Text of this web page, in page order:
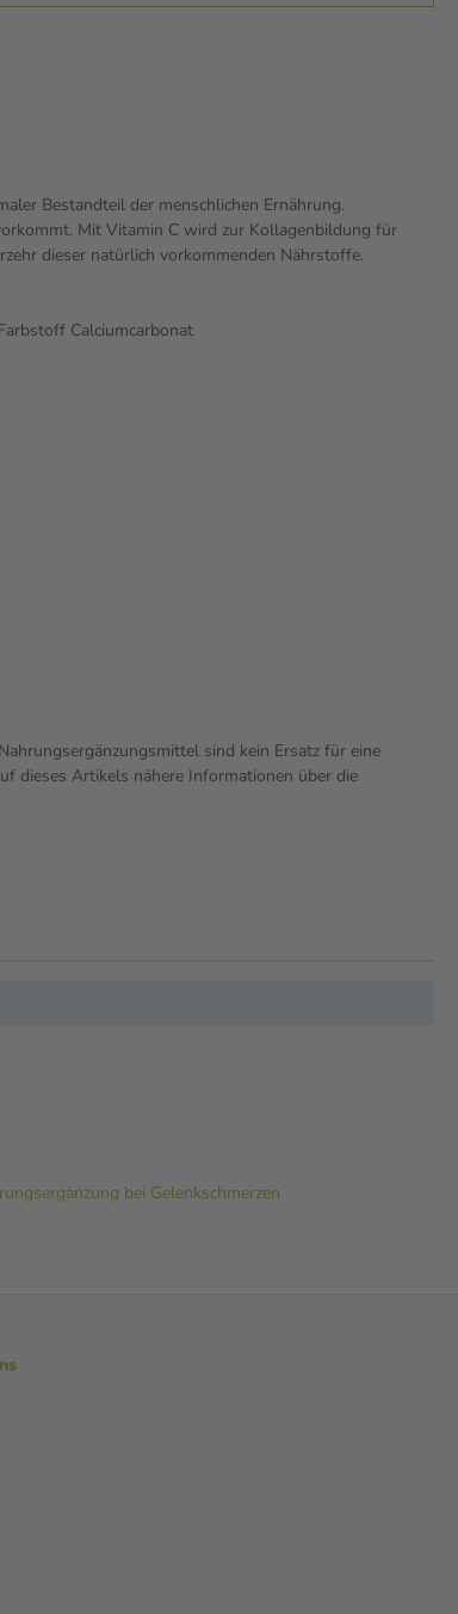
Bestandteil der menschlichen Ernährung.
Mit Vitamin C wird zur Kollagenbildung für
dieser natürlich vorkommenden Nährstoffe.
Calciumcarbonat
sind kein Ersatz für eine
dieses Artikels nähere Informationen über die
bei Gelenkschmerzen